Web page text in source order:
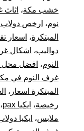
خشب مكة،
نوم، ارخص
المبتكرة، اسعار
دواليب، اشكال
النوم، افضل محل
غرف النوم في
المبتكرة اسعار ،
رخيصة، ايكيا pax ،
ملابس، ايكيا